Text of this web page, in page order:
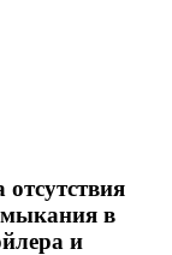
в
и